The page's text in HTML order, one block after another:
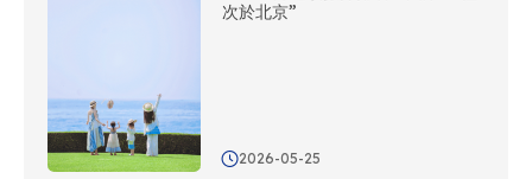
次於北京”
2026-05-25